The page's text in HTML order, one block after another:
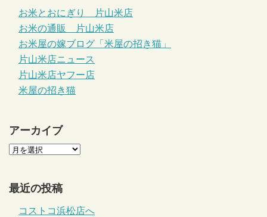
お米とおにぎり 片山米店
お米の通販 片山米店
お米屋の嫁ブログ「米屋の招き猫」
片山米店ニュース
片山米店ヤフー店
米屋の招き猫
アーカイブ
最近の投稿
コストコ浜松店へ